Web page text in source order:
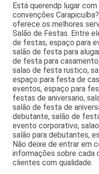
Está querendp lugar
convenções
oferece os melhores
Salão de Festas. Entre
de festas, espaço para
salão de festa para
de festa para
salao de festa rustico,
espaço para festa de
eventos, espaço para
festas de aniversario,
salão de festa de
debutante, salão de
evento corporativo,
salão para debutantes,
Não deixe de entrar em
informações sobre cada
clientes com qualidade.